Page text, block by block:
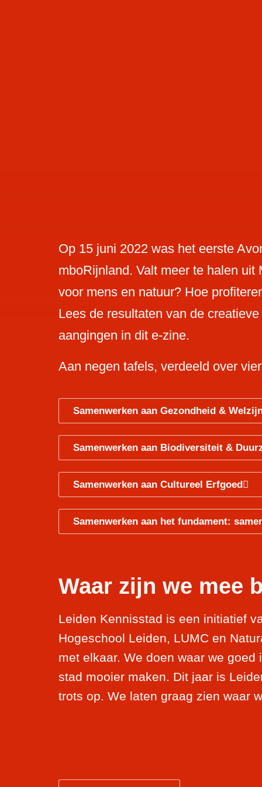
Op 15 juni 2022 was het eerste
mboRijnland. Valt meer te halen
voor mens en natuur? Hoe
Lees de resultaten van de
aangingen in dit e-zine.
Aan negen tafels, verdeeld over
Samenwerken aan Gezondheid &
Samenwerken aan Biodiversiteit &
Samenwerken aan Cultureel Erfgoed
Samenwerken aan het fundament:
Waar zijn we mee
Leiden Kennisstad is een initiatief
Hogeschool Leiden, LUMC en
met elkaar. We doen waar we
stad mooier maken. Dit jaar is
trots op. We laten graag zien waar